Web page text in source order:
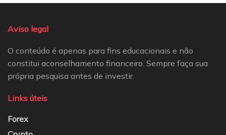
Aviso legal
O conteúdo é apenas para fins educacionais e não
constitui aconselhamento financeiro. Sempre faça sua
própria pesquisa antes de investir.
Links úteis
Forex